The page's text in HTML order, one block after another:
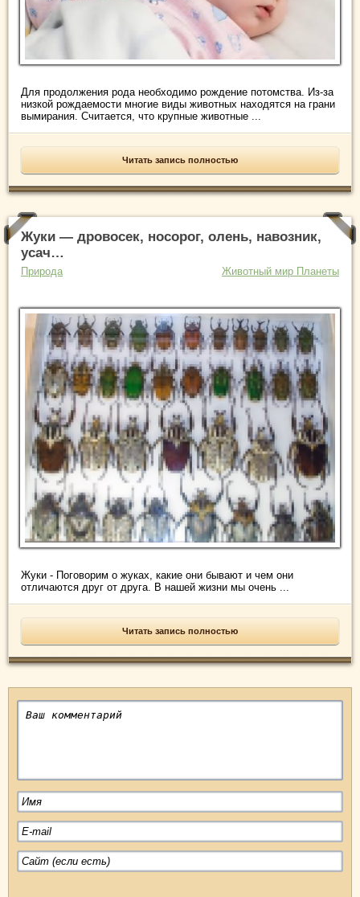
Для продолжения рода необходимо рождение потомства. Из-за
низкой рождаемости многие виды животных находятся на грани
вымирания. Считается, что крупные животные ...
Читать запись полностью
Жуки — дровосек, носорог, олень, навозник,
усач…
Природа Животный мир Планеты
Жуки - Поговорим о жуках, какие они бывают и чем они
отличаются друг от друга. В нашей жизни мы очень ...
Читать запись полностью